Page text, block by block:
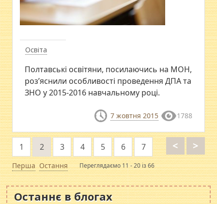
Освіта
Полтавські освітяни, посилаючись на МОН,
роз’яснили особливості проведення ДПА та
ЗНО у 2015-2016 навчальному році.
7 жовтня 2015 1788
Перша
<
1 2 3 4 5 6 7 >
Остання Переглядаємо 11 - 20 із 66
Останнє в блогах